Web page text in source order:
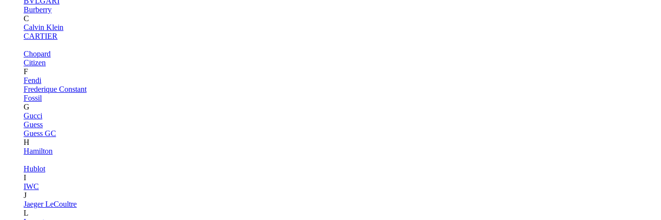
Burberry
C
Calvin Klein
CARTIER
Chopard
Citizen
F
Fendi
Frederique Constant
Fossil
G
Gucci
Guess
Guess GC
H
Hamilton
Hublot
I
IWC
J
Jaeger LeCoultre
L